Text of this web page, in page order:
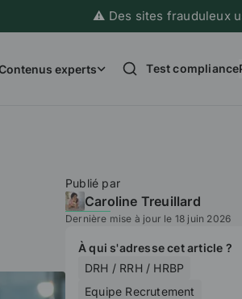
⚠️ Des sites frauduleux usurpent
experts Test compliance
Publié par
Caroline Treuillard
Dernière mise à jour le 18 juin 2026
À qui s'adresse cet article ?
DRH / RRH / HRBP
Equipe Recrutement